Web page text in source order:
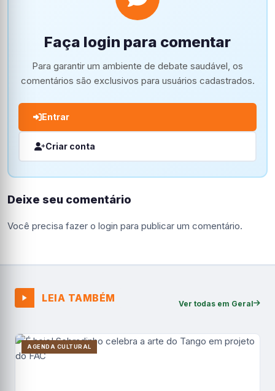
Faça login para comentar
Para garantir um ambiente de debate saudável, os
comentários são exclusivos para usuários cadastrados.
Entrar
Criar conta
Deixe seu comentário
Você precisa fazer o login para publicar um comentário.
LEIA TAMBÉM Ver todas em Geral
AGENDA CULTURAL